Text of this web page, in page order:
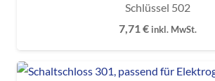
Schlüssel 502
7,71€ inkl. MwSt.